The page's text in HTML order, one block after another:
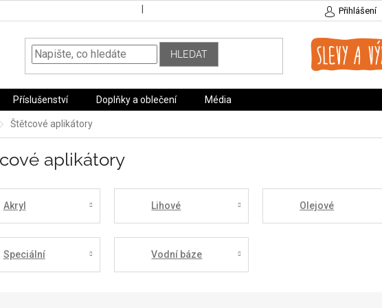
Přihlášení
HLEDAT
Příslušenství Doplňky a oblečení Média
Štětcové aplikátory
aplikátory
Akryl Lihové Olejové
Speciální Vodní báze